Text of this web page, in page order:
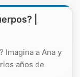
|
Imagina a Ana y
años de